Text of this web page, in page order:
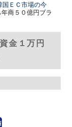
国ＥＣ市場の今
商５０億円ブラ
金１万円